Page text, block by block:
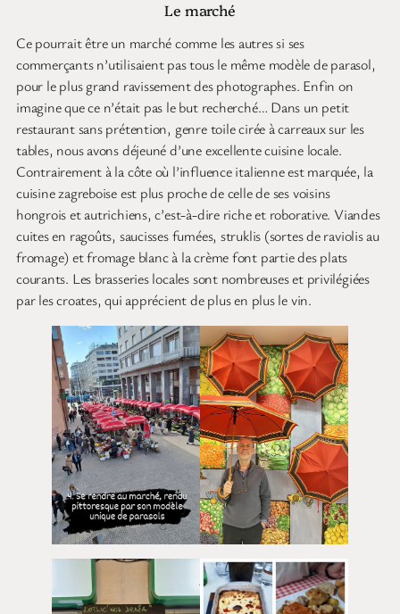
Le marché
Ce pourrait être un marché comme les autres si ses
commerçants n’utilisaient pas tous le même modèle de parasol,
pour le plus grand ravissement des photographes. Enfin on
imagine que ce n’était pas le but recherché… Dans un petit
restaurant sans prétention, genre toile cirée à carreaux sur les
tables, nous avons déjeuné d’une excellente cuisine locale.
Contrairement à la côte où l’influence italienne est marquée, la
cuisine zagreboise est plus proche de celle de ses voisins
hongrois et autrichiens, c’est-à-dire riche et roborative. Viandes
cuites en ragoûts, saucisses fumées, struklis (sortes de raviolis au
fromage) et fromage blanc à la crème font partie des plats
courants. Les brasseries locales sont nombreuses et privilégiées
par les croates, qui apprécient de plus en plus le vin.